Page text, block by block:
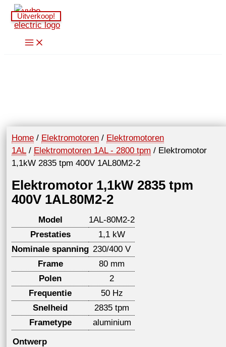
Spring
naar
Uitverkoop!
Home / Elektromotoren / Elektromotoren
1AL / Elektromotoren 1AL - 2800 tpm / Elektromotor
1,1kW 2835 tpm 400V 1AL80M2-2
Elektromotor 1,1kW 2835 tpm
400V 1AL80M2-2
Model
1AL-80M2-2
Prestaties
1,1 kW
Nominale spanning 230/400 V
Frame
80 mm
Polen
2
Frequentie
50 Hz
Snelheid
2835 tpm
Frametype
aluminium
Ontwerp